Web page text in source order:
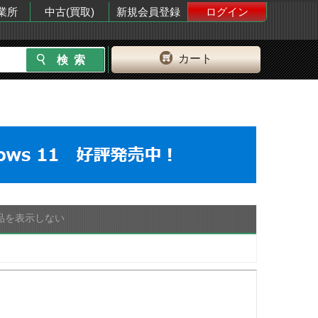
所 中古(買取) 新規会員登録
ログイン
カート
を表示しない